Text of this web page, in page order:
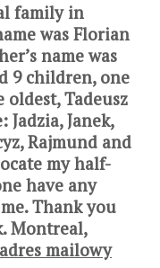
family in
was Florian
name was
9 children, one
Tadeusz
Jadzia, Janek,
Rajmund and
my half-
have any
Thank you
Montreal,
mailowy